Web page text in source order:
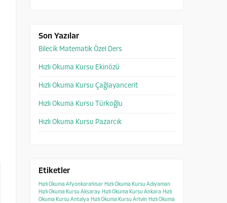
Son Yazılar
Bilecik Matematik Özel Ders
Hızlı Okuma Kursu Ekinözü
Hızlı Okuma Kursu Çağlayancerit
Hızlı Okuma Kursu Türkoğlu
Hızlı Okuma Kursu Pazarcık
Etiketler
Hızlı Okuma Afyonkarahisar Hızlı Okuma Kursu Adıyaman
Hızlı Okuma Kursu Aksaray Hızlı Okuma Kursu Ankara Hızlı
Okuma Kursu Antalya Hızlı Okuma Kursu Artvin Hızlı Okuma